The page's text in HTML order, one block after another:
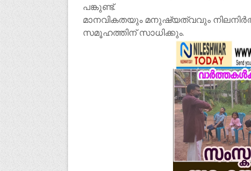
പങ്കുണ്ട്.
മാനവികതയും മനുഷ്യത്വവും
സമൂഹത്തിന് സാധിക്കും.